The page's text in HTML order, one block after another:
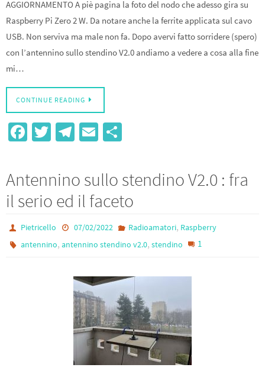
AGGIORNAMENTO A piè pagina la foto del nodo che adesso gira su
Raspberry Pi Zero 2 W. Da notare anche la ferrite applicata sul cavo
USB. Non serviva ma male non fa. Dopo avervi fatto sorridere (spero)
con l’antennino sullo stendino V2.0 andiamo a vedere a cosa alla fine
mi…
CONTINUE READING
Fa
b
o
o
k
T
tt
er
Te
a
m
E
ail
ar
e
Antennino sullo stendino V2.0 : fra
il serio ed il faceto
Pietricello 07/02/2022 Radioamatori, Raspberry
antennino,antennino stendino v2.0,stendino 1